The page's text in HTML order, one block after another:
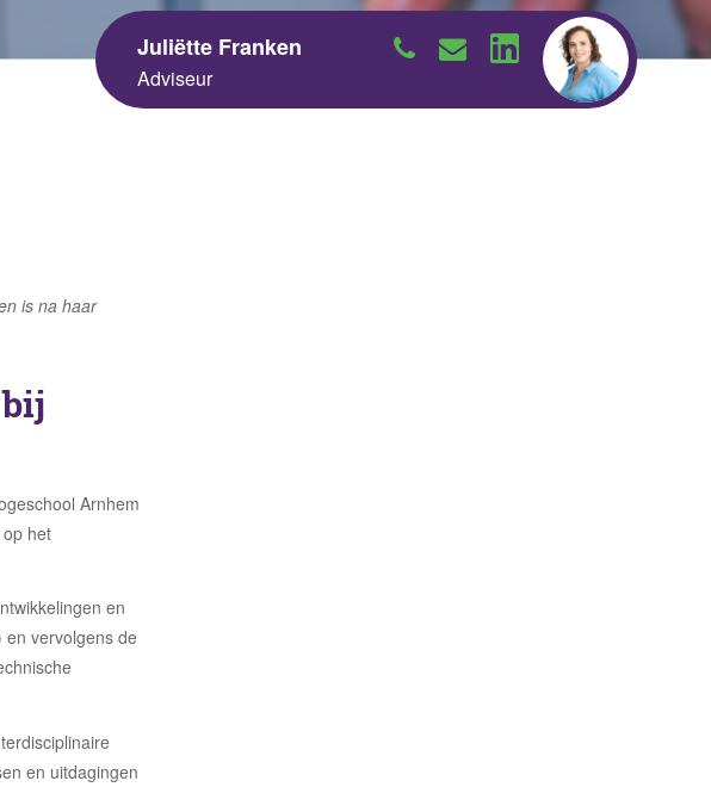
Neem contact op
Juliëtte Franken
Adviseur
is na haar
Arnhem
het
en
vervolgens de
en uitdagingen